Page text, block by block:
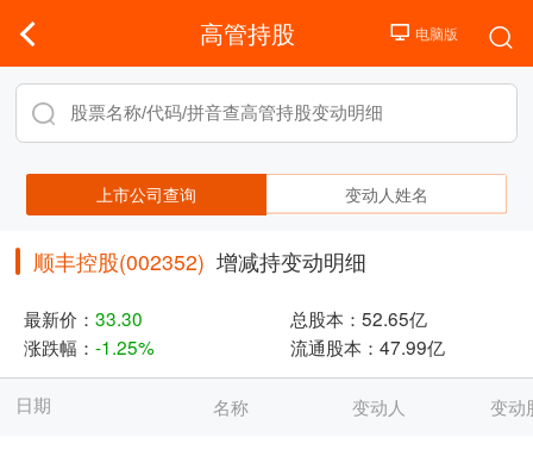
高管持股
上市公司查询 变动人姓名
顺丰控股(002352) 增减持变动明细
最新价： 33.30 总股本： 52.65亿
涨跌幅： -1.25% 流通股本： 47.99亿
日期 名称 变动人 变动